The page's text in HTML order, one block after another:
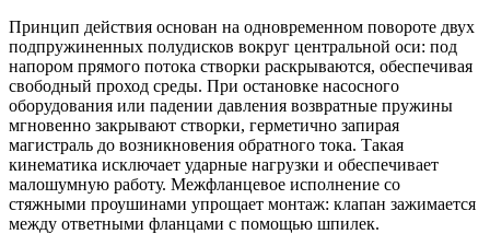
Принцип действия основан на одновременном повороте двух
подпружиненных полудисков вокруг центральной оси: под
напором прямого потока створки раскрываются, обеспечивая
свободный проход среды. При остановке насосного
оборудования или падении давления возвратные пружины
мгновенно закрывают створки, герметично запирая
магистраль до возникновения обратного тока. Такая
кинематика исключает ударные нагрузки и обеспечивает
малошумную работу. Межфланцевое исполнение со
стяжными проушинами упрощает монтаж: клапан зажимается
между ответными фланцами с помощью шпилек.